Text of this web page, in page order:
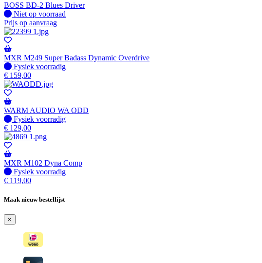
BOSS BD-2 Blues Driver
Fysiek voorradig
Niet op voorraad
Prijs op aanvraag
MXR M249 Super Badass Dynamic Overdrive
Fysiek voorradig
Fysiek voorradig
€ 159,00
WARM AUDIO WA ODD
Fysiek voorradig
Fysiek voorradig
€ 129,00
MXR M102 Dyna Comp
Fysiek voorradig
Fysiek voorradig
€ 119,00
Maak nieuw bestellijst
×